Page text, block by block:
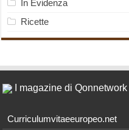
In Evidenza
Ricette
I magazine di Qonnetwork
Curriculumvitaeeuropeo.net